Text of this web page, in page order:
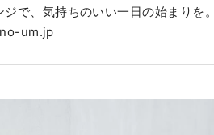
持ちのいい一日の始まりを。 CONTACT +81
um.jp